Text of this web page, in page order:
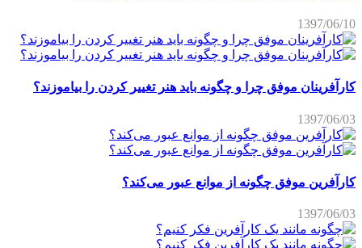
1397/06/10
کارآفرینان موفق چرا و چگونه باید هنر تغییر کردن را بیاموزند؟
1397/06/03
کارآفرین موفق چگونه از موانع عبور می‌کند؟
1397/06/03